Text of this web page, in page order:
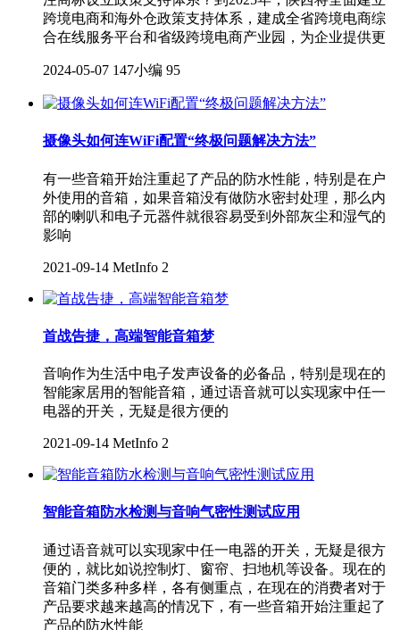
跨境电商和海外仓政策支持体系，建成全省跨境电商综
合在线服务平台和省级跨境电商产业园，为企业提供更
2024-05-07 147小编 95
摄像头如何连WiFi配置“终极问题解决方法”
有一些音箱开始注重起了产品的防水性能，特别是在户
外使用的音箱，如果音箱没有做防水密封处理，那么内
部的喇叭和电子元器件就很容易受到外部灰尘和湿气的
影响
2021-09-14 MetInfo 2
首战告捷，高端智能音箱梦
音响作为生活中电子发声设备的必备品，特别是现在的
智能家居用的智能音箱，通过语音就可以实现家中任一
电器的开关，无疑是很方便的
2021-09-14 MetInfo 2
智能音箱防水检测与音响气密性测试应用
通过语音就可以实现家中任一电器的开关，无疑是很方
便的，就比如说控制灯、窗帘、扫地机等设备。现在的
音箱门类多种多样，各有侧重点，在现在的消费者对于
产品要求越来越高的情况下，有一些音箱开始注重起了
产品的防水性能